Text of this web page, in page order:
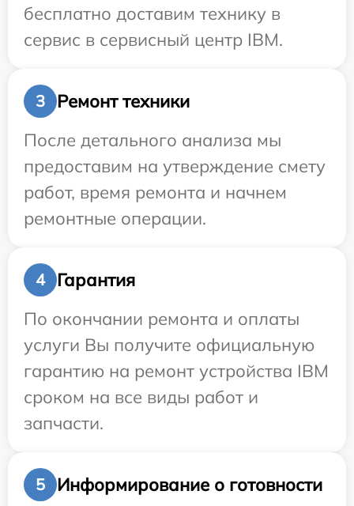
бесплатно доставим технику в
сервис в сервисный центр IBM.
3
Ремонт техники
После детального анализа мы
предоставим на утверждение смету
работ, время ремонта и начнем
ремонтные операции.
4
Гарантия
По окончании ремонта и оплаты
услуги Вы получите официальную
гарантию на ремонт устройства IBM
сроком на все виды работ и
запчасти.
5
Информирование о готовности